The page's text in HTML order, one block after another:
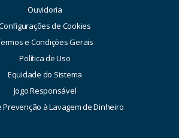
Ouvidoria
de Cookies
e Condições Gerais
Política de Uso
Equidade do Sistema
Jogo Responsável
Prevenção à Lavagem de Dinheiro